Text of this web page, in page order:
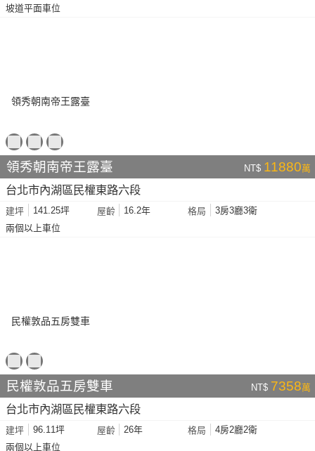
坡道平面車位
領秀朝南帝王露臺 NT$ 11880萬
台北市內湖區民權東路六段
建坪 141.25坪 屋齡 16.2年 格局
3房3廳3衛
兩個以上車位
民權敦品五房雙車 NT$ 7358萬
台北市內湖區民權東路六段
建坪 96.11坪 屋齡 26年 格局
4房2廳2衛
兩個以上車位